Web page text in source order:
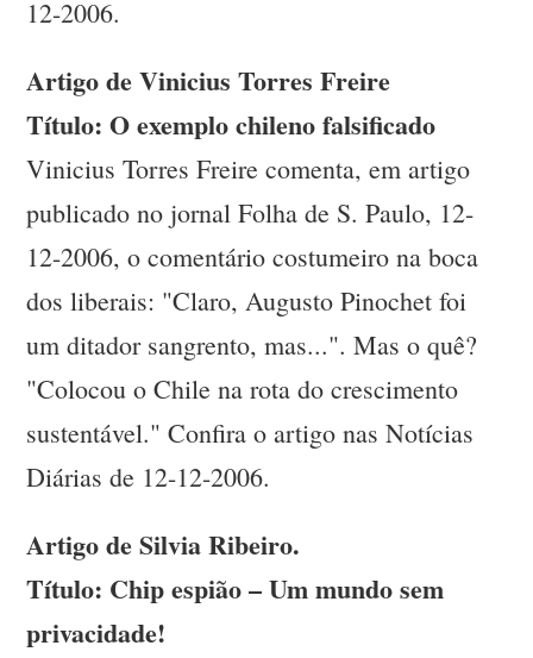
12-2006.
Artigo de Vinicius Torres Freire
Título: O exemplo chileno falsificado
Vinicius Torres Freire comenta, em artigo
publicado no jornal Folha de S. Paulo, 12-
12-2006, o comentário costumeiro na boca
dos liberais: "Claro, Augusto Pinochet foi
um ditador sangrento, mas...". Mas o quê?
"Colocou o Chile na rota do crescimento
sustentável." Confira o artigo nas Notícias
Diárias de 12-12-2006.
Artigo de Silvia Ribeiro.
Título: Chip espião – Um mundo sem
privacidade!